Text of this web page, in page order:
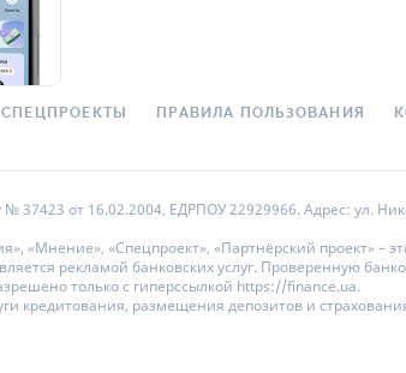
СПЕЦПРОЕКТЫ ПРАВИЛА ПОЛЬЗОВАНИЯ
37423 от 16.02.2004, ЕДРПОУ 22929966. Адрес: ул.
«Спецпроект», «Партнёрский проект» –
рекламой банковских услуг. Проверенную
только с гиперссылкой https://finance.ua.
кредитования, размещения депозитов и